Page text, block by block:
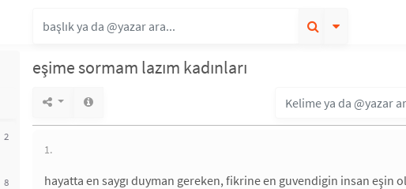
2
8
eşime sormam lazım kadınları
1.
hayatta en saygı duyman gereken, fikrine en guvendigin insan eşin